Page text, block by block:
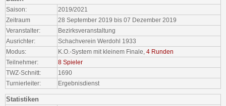
Saison:
2019/2021
Zeitraum
28 September 2019 bis 07 Dezember 2019
Veranstalter:
Bezirksveranstaltung
Ausrichter:
Schachverein Werdohl 1933
Modus:
K.O.-System mit kleinem Finale,4 Runden
Teilnehmer:
8 Spieler
TWZ-Schnitt:
1690
Turnierleiter:
Ergebnisdienst
Statistiken